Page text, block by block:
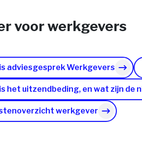
voor werkgevers
adviesgesprek Werkgevers
het uitzendbeding, en wat zijn de
werkgever